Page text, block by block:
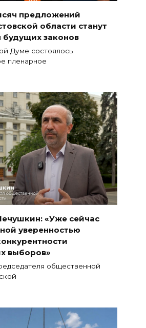
предложений
области станут
будущих законов
Думе состоялось
пленарное
«Уже сейчас
уверенностью
выборов»
общественной